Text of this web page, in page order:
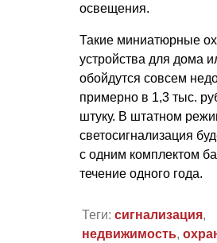
освещения.
Такие миниатюрные
устройства для дома
обойдутся совсем
примерно в 1,3 тыс.
штуку. В штатном
светосигнализация
с одним комплектом
течение одного года.
Теги: сигнализация,
недвижимость,